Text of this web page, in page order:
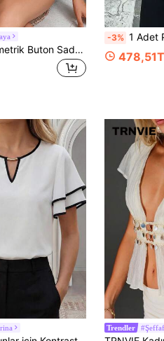
Breezaya Asimetrik Buton Sade Gündelik Kadın Bluzlar
-3% 1 Adet Pembe Yakalı V Yaka
Trendler